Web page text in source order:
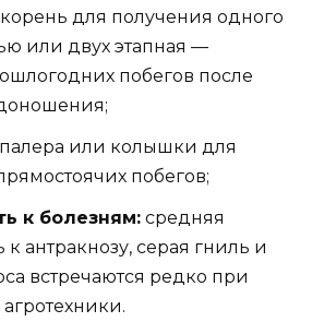
для получения одного
или двух этапная —
побегов после
или колышки для
побегов;
к болезням: средняя
к антракнозу, серая гниль и
встречаются редко при